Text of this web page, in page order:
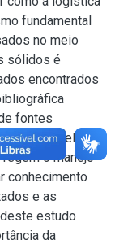
fundamental
no meio
sólidos é
encontrados
fontes
foi possível
o manejo
conhecimento
e as
estudo
da